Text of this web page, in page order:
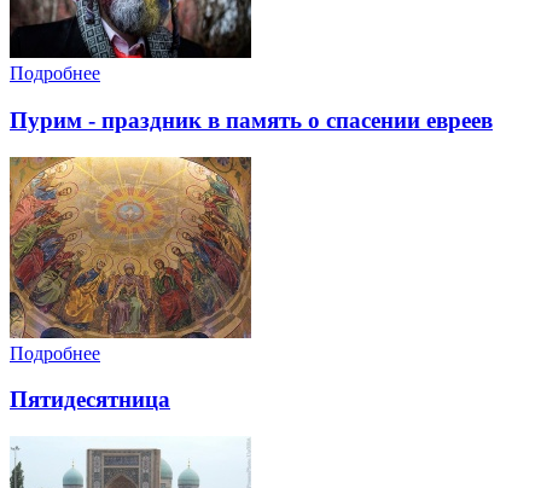
Подробнее
Пурим - праздник в память о спасении евреев
Подробнее
Пятидесятница